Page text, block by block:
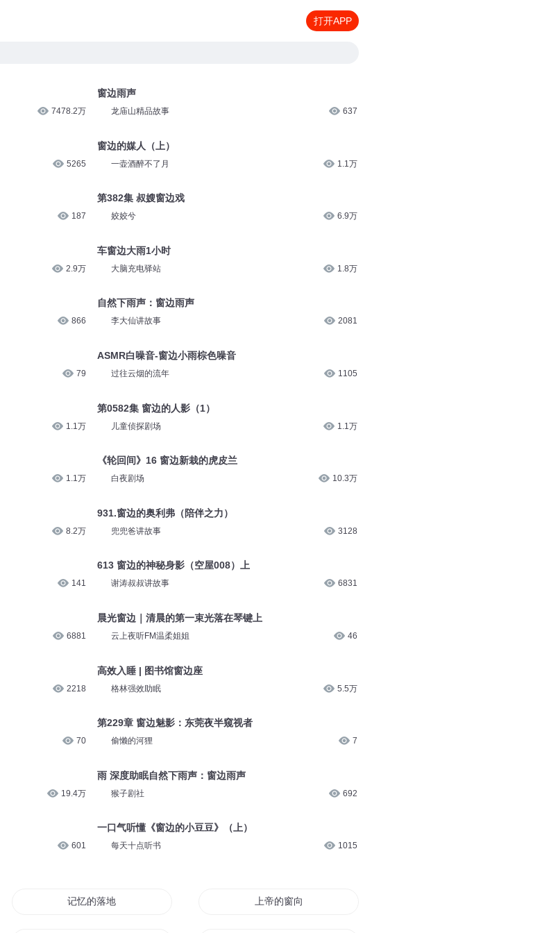
打开APP
7478.2万
5265
187
2.9万
866
79
1.1万
1.1万
8.2万
141
6881
2218
70
19.4万
601
窗边雨声
龙庙山精品故事 637
窗边的媒人（上）
一壶酒醉不了月 1.1万
第382集 叔嫂窗边戏
姣姣兮 6.9万
车窗边大雨1小时
大脑充电驿站 1.8万
自然下雨声：窗边雨声
李大仙讲故事 2081
ASMR白噪音-窗边小雨棕色噪音
过往云烟的流年 1105
第0582集 窗边的人影（1）
儿童侦探剧场 1.1万
《轮回间》16 窗边新栽的虎皮兰
白夜剧场 10.3万
931.窗边的奥利弗（陪伴之力）
兜兜爸讲故事 3128
613 窗边的神秘身影（空屋008）上
谢涛叔叔讲故事 6831
晨光窗边｜清晨的第一束光落在琴键上
云上夜听FM温柔姐姐 46
高效入睡 | 图书馆窗边座
格林强效助眠 5.5万
第229章 窗边魅影：东莞夜半窥视者
偷懒的河狸 7
雨 深度助眠自然下雨声：窗边雨声
猴子剧社 692
一口气听懂《窗边的小豆豆》（上）
每天十点听书 1015
记忆的落地窗 上帝的窗向南开